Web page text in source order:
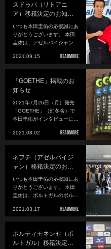
スドゥバ（リトアニ
ア）移籍決定のお知…
いつも本田圭佑の応援誠にあ
りがとうございます。 本田
圭佑は、アゼルバイジャン…
2021.09.15
「GOETHE」掲載のお
知らせ
2021年7月26日（月）発売
「GOETHE」（幻冬舎）で
本田圭佑がインタビューに…
2021.08.02
ネフチ（アゼルバイジ
ャン）移籍決定のお…
いつも本田圭佑の応援誠にあ
りがとうございます。 本田
圭佑は、ポルトガルのポル…
2021.03.17
ポルティモネンセ（ポ
ルトガル）移籍決定…